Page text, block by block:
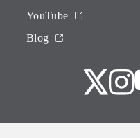
YouTube
Blog